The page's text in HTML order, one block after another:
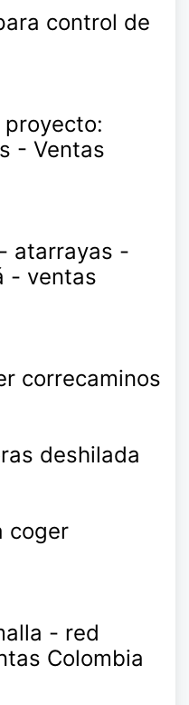
control de
proyecto:
- Ventas
atarrayas -
- ventas
correcaminos
deshilada
coger
- red
Colombia